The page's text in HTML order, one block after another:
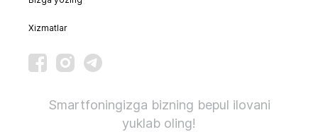
Xizmatlar
Smartfoningizga bizning bepul ilovani
yuklab oling!